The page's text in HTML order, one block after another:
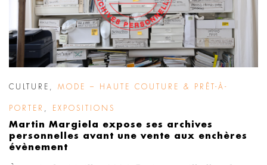
CULTURE , MODE – HAUTE COUTURE & PRÊT-À-
PORTER , EXPOSITIONS
Martin Margiela expose ses archives
personnelles avant une vente aux enchères
évènement